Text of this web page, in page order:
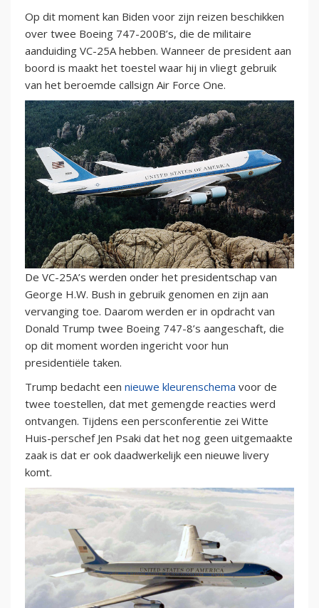
Op dit moment kan Biden voor zijn reizen beschikken
over twee Boeing 747-200B’s, die de militaire
aanduiding VC-25A hebben. Wanneer de president aan
boord is maakt het toestel waar hij in vliegt gebruik
van het beroemde callsign Air Force One.
De VC-25A’s werden onder het presidentschap van
George H.W. Bush in gebruik genomen en zijn aan
vervanging toe. Daarom werden er in opdracht van
Donald Trump twee Boeing 747-8’s aangeschaft, die
op dit moment worden ingericht voor hun
presidentiële taken.
Trump bedacht een nieuwe kleurenschema voor de
twee toestellen, dat met gemengde reacties werd
ontvangen. Tijdens een persconferentie zei Witte
Huis-perschef Jen Psaki dat het nog geen uitgemaakte
zaak is dat er ook daadwerkelijk een nieuwe livery
komt.